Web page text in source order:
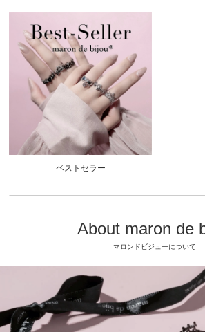
ベストセラー
About maron de
マロンドビジューについて